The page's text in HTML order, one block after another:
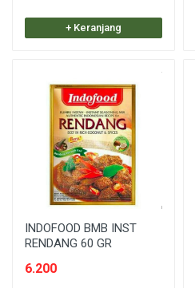
+ Keranjang
INDOFOOD BMB INST
RENDANG 60 GR
6.200